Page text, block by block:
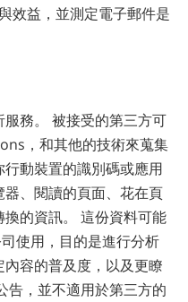
效益，並測定電子郵件是
務。 被接受的第三方可
，和其他的技術來蒐集
動裝置的識別碼或應用
、閱讀的頁面、花在頁
的資訊。 這份資料可能
使用，目的是進行分析
容的普及度，以及更瞭
告，並不適用於第三方的